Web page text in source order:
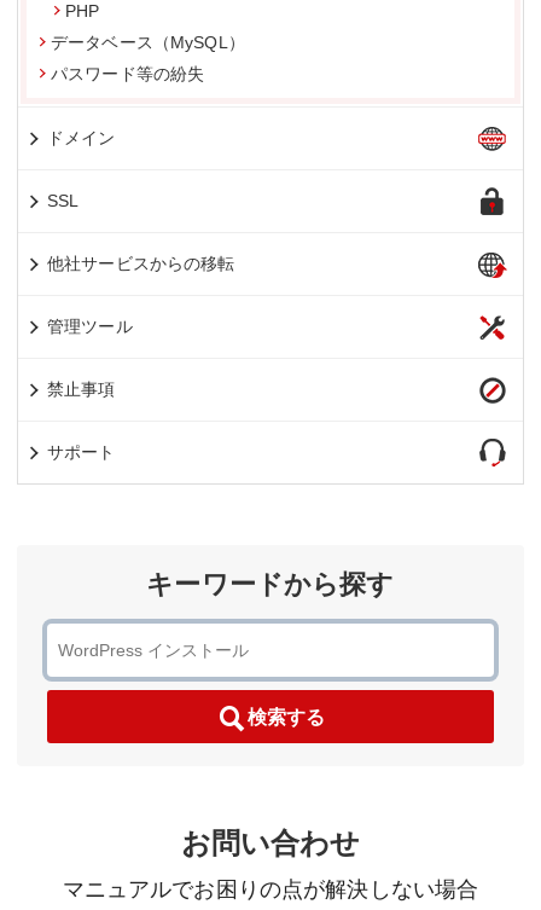
PHP
データベース（MySQL）
パスワード等の紛失
ドメイン
SSL
他社サービスからの移転
管理ツール
禁止事項
サポート
キーワードから探す
検索する
お問い合わせ
マニュアルでお困りの点が解決しない場合